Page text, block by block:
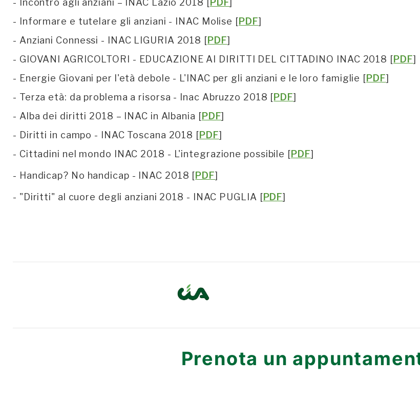
- Incontro agli anziani – INAC Lazio 2018 [PDF]
- Informare e tutelare gli anziani - INAC Molise [PDF]
- Anziani Connessi - INAC LIGURIA 2018 [PDF]
- GIOVANI AGRICOLTORI - EDUCAZIONE AI DIRITTI DEL CITTADINO INAC 2018 [PDF]
- Energie Giovani per l'età debole - L'INAC per gli anziani e le loro famiglie [PDF]
- Terza età: da problema a risorsa - Inac Abruzzo 2018 [PDF]
- Alba dei diritti 2018 – INAC in Albania [PDF]
- Diritti in campo - INAC Toscana 2018 [PDF]
- Cittadini nel mondo INAC 2018 - L'integrazione possibile [PDF]
- Handicap? No handicap - INAC 2018 [PDF]
- "Diritti" al cuore degli anziani 2018 - INAC PUGLIA [PDF]
Prenota un